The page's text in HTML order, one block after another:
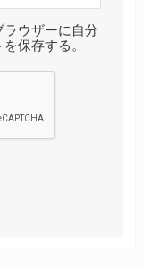
ウザーに自分
保存する。